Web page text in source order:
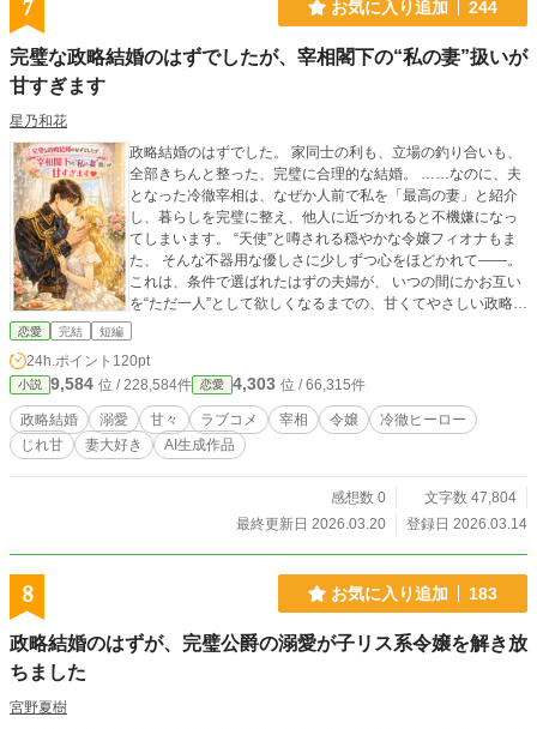
7 お気に入り追加 244
完璧な政略結婚のはずでしたが、宰相閣下の“私の妻”扱いが
甘すぎます
星乃和花
政略結婚のはずでした。 家同士の利も、立場の釣り合いも、
全部きちんと整った、完璧に合理的な結婚。 ……なのに、夫
となった冷徹宰相は、なぜか人前で私を「最高の妻」と紹介
し、暮らしを完璧に整え、他人に近づかれると不機嫌になっ
てしまいます。 “天使”と噂される穏やかな令嬢フィオナもま
た、 そんな不器用な優しさに少しずつ心をほどかれて――。
これは、条件で選ばれたはずの夫婦が、 いつの間にかお互い
を“ただ一人”として欲しくなるまでの、甘くてやさしい政略結
恋愛 完結 短編
24h.ポイント 120pt
小説 9,584 位 / 228,584件 恋愛 4,303 位 / 66,315件
政略結婚 溺愛 甘々 ラブコメ 宰相 令嬢
冷徹ヒーロー
じれ甘
妻大好き AI生成作品
感想数 0
文字数 47,804
最終更新日 2026.03.20
登録日 2026.03.14
8 お気に入り追加 183
政略結婚のはずが、完璧公爵の溺愛が子リス系令嬢を解き放
ちました
宮野夏樹